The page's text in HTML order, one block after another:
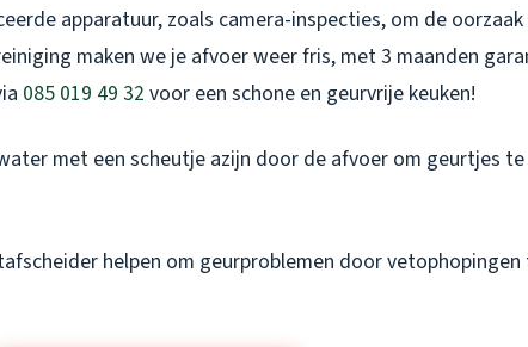
apparatuur, zoals camera-inspecties, om de
maken we je afvoer weer fris, met 3 maanden
085 019 49 32 voor een schone en geurvrije keuken!
met een scheutje azijn door de afvoer om geurtjes te
helpen om geurproblemen door vetophopingen